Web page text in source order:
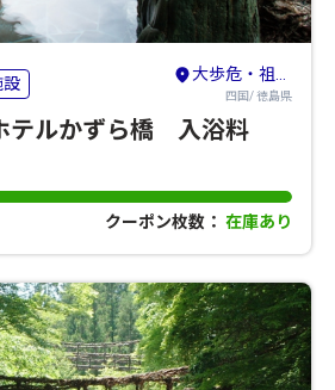
設 大歩危・祖谷・剣山・吉野川
四国/ 徳島県
ルかずら橋 入浴料
クーポン枚数： 在庫あり